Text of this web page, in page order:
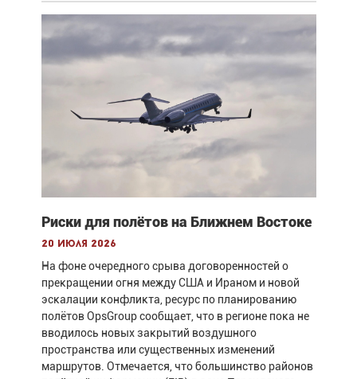
Риски для полётов на Ближнем Востоке
20 июля 2026
На фоне очередного срыва договоренностей о
прекращении огня между США и Ираном и новой
эскалации конфликта, ресурс по планированию
полётов OpsGroup сообщает, что в регионе пока не
вводилось новых закрытий воздушного
пространства или существенных изменений
маршрутов. Отмечается, что большинство районов